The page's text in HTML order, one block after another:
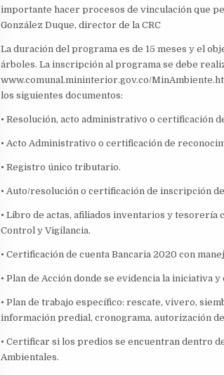
importante hacer procesos de vinculación que
González Duque, director de la CRC
La duración del programa es de 15 meses y el
árboles. La inscripción al programa se debe
www.comunal.mininterior.gov.co/
los siguientes documentos:
• Resolución, acto administrativo o certificación
• Acto Administrativo o certificación de
• Registro único tributario.
• Auto/resolución o certificación de inscripción
• Libro de actas, afiliados inventarios y
Control y Vigilancia.
• Certificación de cuenta Bancaria 2020 con
• Plan de Acción donde se evidencia la iniciativa
• Plan de trabajo específico: rescate, vivero,
información predial, cronograma, autorización
• Certificar si los predios se encuentran dentro
Ambientales.